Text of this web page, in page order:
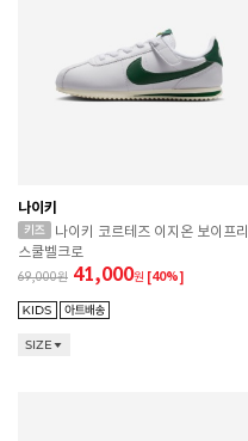
나이키
나이키 코르테즈 이지온 보이프리
스쿨벨크로
69,000 41,000원 [40%]
SIZE